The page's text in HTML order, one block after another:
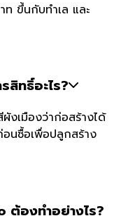
ขึ้นกับทำเล และ
ทธิ์อะไร?
งเมืองว่าก่อสร้างได้
อนซื้อเพื่อปลูกสร้าง
ต้องทำอย่างไร?